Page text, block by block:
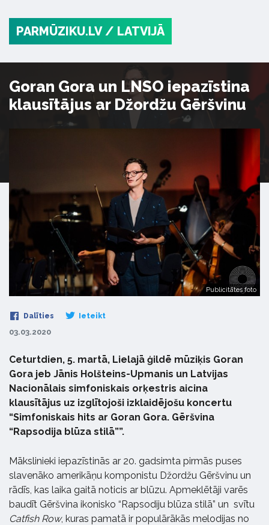
PARMŪZIKU.LV / LATVIJĀ
Goran Gora un LNSO iepazīstina
klausītājus ar Džordžu Gēršvinu
Publicitātes foto
Dalīties Ieteikt
03.03.2020
Ceturtdien, 5. martā, Lielajā ģildē mūziķis Goran
Gora jeb Jānis Holšteins-Upmanis un Latvijas
Nacionālais simfoniskais orķestris aicina
klausītājus uz izglītojoši izklaidējošu koncertu
“Simfoniskais hits ar Goran Gora. Gēršvina
“Rapsodija blūza stilā””.
Mākslinieki iepazīstinās ar 20. gadsimta pirmās puses
slavenāko amerikāņu komponistu Džordžu Gēršvinu un
rādīs, kas laika gaitā noticis ar blūzu. Apmeklētāji varēs
baudīt Gēršvina ikonisko “Rapsodiju blūza stilā” un svītu
Catfish Row, kuras pamatā ir populārākās melodijas no